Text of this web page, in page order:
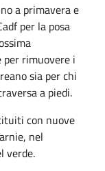
a primavera e
per la posa
per rimuovere i
sia per chi
a piedi.
con nuove
nel
verde.